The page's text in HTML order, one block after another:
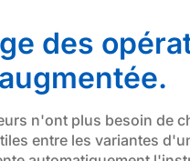
des
n'ont plus besoin de
entre les variantes